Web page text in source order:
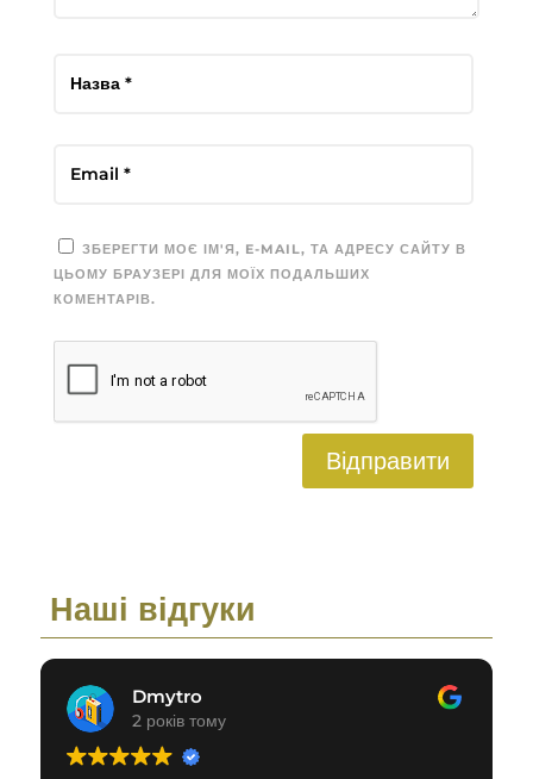
ЗБЕРЕГТИ МОЄ ІМ'Я, E-MAIL, ТА АДРЕСУ САЙТУ В
ЦЬОМУ БРАУЗЕРІ ДЛЯ МОЇХ ПОДАЛЬШИХ
КОМЕНТАРІВ.
Відправити
Наші відгуки
Dmytro
2 років тому